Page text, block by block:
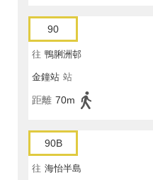
90
往 鴨脷洲邨
金鐘站 站
距離 70m
90B
往 海怡半島